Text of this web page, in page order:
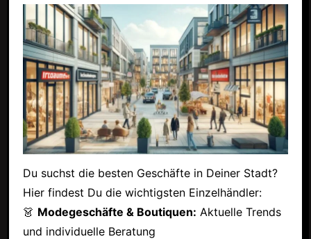
Du suchst die besten Geschäfte in Deiner Stadt?
Hier findest Du die wichtigsten Einzelhändler:
👗 Modegeschäfte & Boutiquen: Aktuelle Trends
und individuelle Beratung